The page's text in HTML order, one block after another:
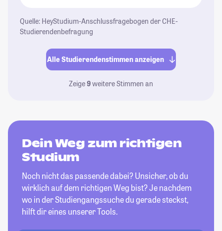
Quelle: HeyStudium-Anschlussfragebogen der CHE-
Studierendenbefragung
Alle Studierendenstimmen anzeigen
Zeige9weitere Stimmen an
Dein Weg zum richtigen
Studium
Noch nicht das passende dabei? Unsicher, ob du
wirklich auf dem richtigen Weg bist? Je nachdem
wo in der Studiengangssuche du gerade steckst,
hilft dir eines unserer Tools.